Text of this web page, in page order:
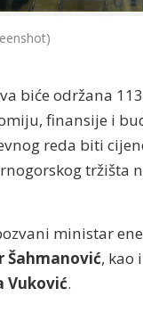
biće održana
finansije i
reda biti
tržišta
ministar
Šahmanović, kao
Vuković.